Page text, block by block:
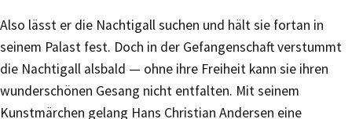
Also lässt er die Nachtigall suchen und hält sie fortan in
seinem Palast fest. Doch in der Gefangenschaft verstummt
die Nachtigall alsbald — ohne ihre Freiheit kann sie ihren
wunderschönen Gesang nicht entfalten. Mit seinem
Kunstmärchen gelang Hans Christian Andersen eine